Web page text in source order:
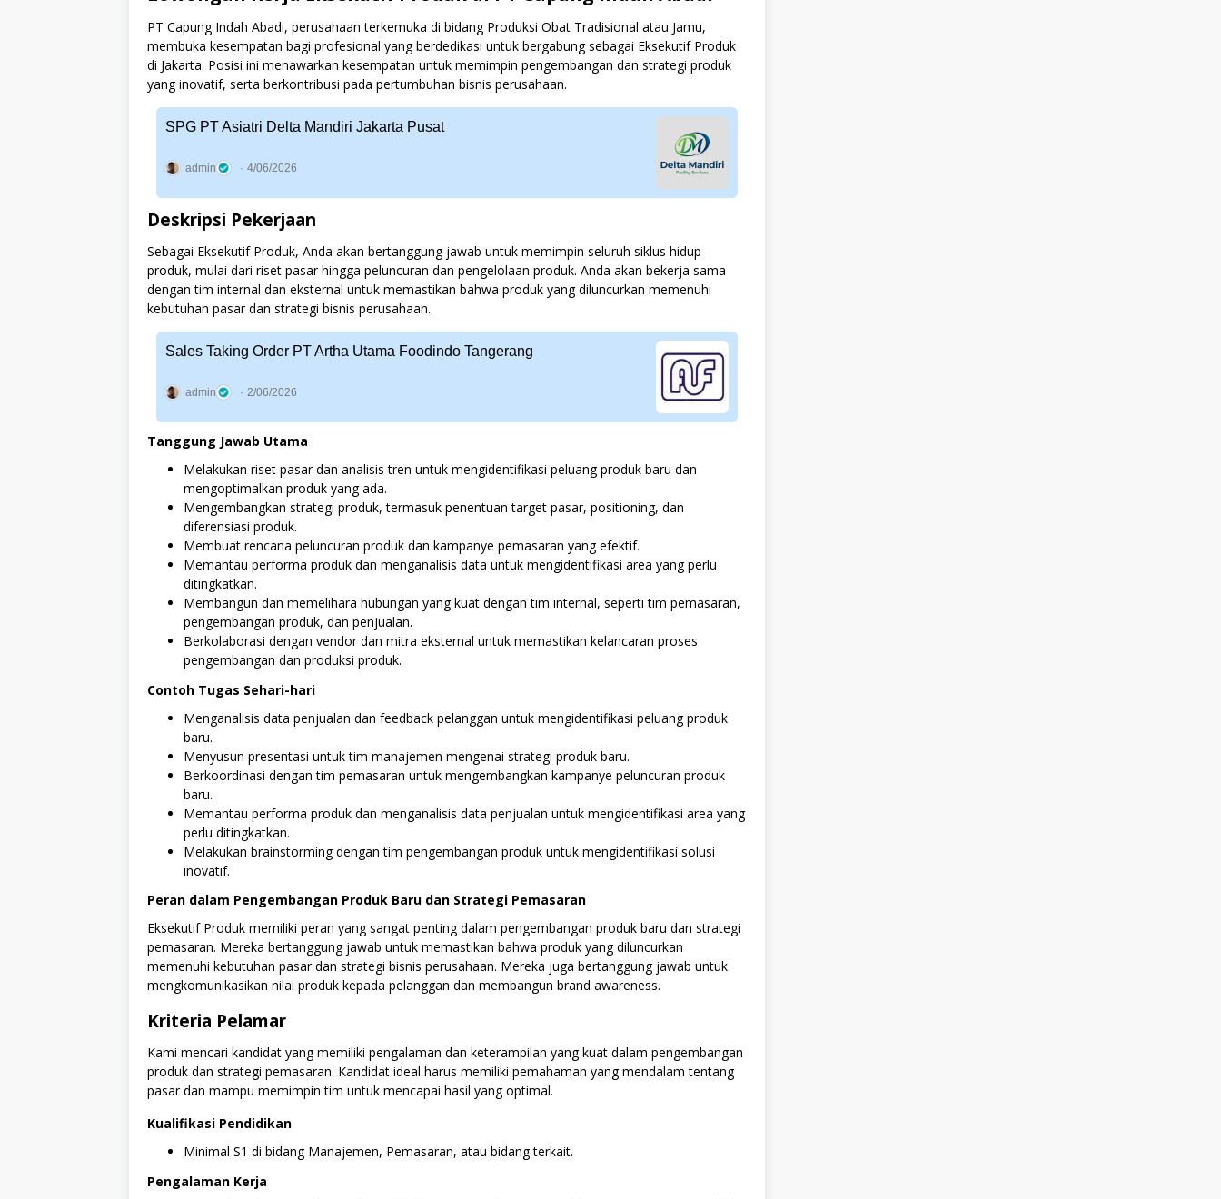
PT Capung Indah Abadi, perusahaan terkemuka di bidang Produksi Obat Tradisional atau Jamu,
membuka kesempatan bagi profesional yang berdedikasi untuk bergabung sebagai Eksekutif Produk
di Jakarta. Posisi ini menawarkan kesempatan untuk memimpin pengembangan dan strategi produk
yang inovatif, serta berkontribusi pada pertumbuhan bisnis perusahaan.
SPG PT Asiatri Delta Mandiri Jakarta Pusat
admin 4/06/2026
Deskripsi Pekerjaan
Sebagai Eksekutif Produk, Anda akan bertanggung jawab untuk memimpin seluruh siklus hidup
produk, mulai dari riset pasar hingga peluncuran dan pengelolaan produk. Anda akan bekerja sama
dengan tim internal dan eksternal untuk memastikan bahwa produk yang diluncurkan memenuhi
kebutuhan pasar dan strategi bisnis perusahaan.
Sales Taking Order PT Artha Utama Foodindo Tangerang
admin 2/06/2026
Tanggung Jawab Utama
Melakukan riset pasar dan analisis tren untuk mengidentifikasi peluang produk baru dan
mengoptimalkan produk yang ada.
Mengembangkan strategi produk, termasuk penentuan target pasar, positioning, dan
diferensiasi produk.
Membuat rencana peluncuran produk dan kampanye pemasaran yang efektif.
Memantau performa produk dan menganalisis data untuk mengidentifikasi area yang perlu
ditingkatkan.
Membangun dan memelihara hubungan yang kuat dengan tim internal, seperti tim pemasaran,
pengembangan produk, dan penjualan.
Berkolaborasi dengan vendor dan mitra eksternal untuk memastikan kelancaran proses
pengembangan dan produksi produk.
Contoh Tugas Sehari-hari
Menganalisis data penjualan dan feedback pelanggan untuk mengidentifikasi peluang produk
baru.
Menyusun presentasi untuk tim manajemen mengenai strategi produk baru.
Berkoordinasi dengan tim pemasaran untuk mengembangkan kampanye peluncuran produk
baru.
Memantau performa produk dan menganalisis data penjualan untuk mengidentifikasi area yang
perlu ditingkatkan.
Melakukan brainstorming dengan tim pengembangan produk untuk mengidentifikasi solusi
inovatif.
Peran dalam Pengembangan Produk Baru dan Strategi Pemasaran
Eksekutif Produk memiliki peran yang sangat penting dalam pengembangan produk baru dan strategi
pemasaran. Mereka bertanggung jawab untuk memastikan bahwa produk yang diluncurkan
memenuhi kebutuhan pasar dan strategi bisnis perusahaan. Mereka juga bertanggung jawab untuk
mengkomunikasikan nilai produk kepada pelanggan dan membangun brand awareness.
Kriteria Pelamar
Kami mencari kandidat yang memiliki pengalaman dan keterampilan yang kuat dalam pengembangan
produk dan strategi pemasaran. Kandidat ideal harus memiliki pemahaman yang mendalam tentang
pasar dan mampu memimpin tim untuk mencapai hasil yang optimal.
Kualifikasi Pendidikan
Minimal S1 di bidang Manajemen, Pemasaran, atau bidang terkait.
Pengalaman Kerja